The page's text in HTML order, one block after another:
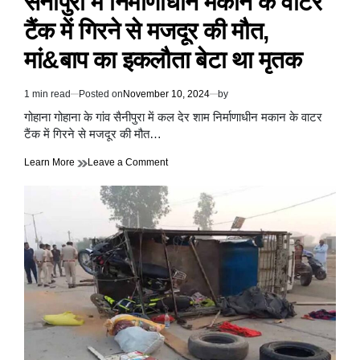
का
सफर
टैंक में गिरने से मजदूर की मौत,
मां&बाप का इकलौता बेटा था मृतक
Estimated
read
time
1 min read Posted on November 10, 2024 by
गोहाना गोहाना के गांव सैनीपुरा में कल देर शाम निर्माणाधीन मकान के वाटर
टैंक में गिरने से मजदूर की मौत…
Learn More Leave a Commenton
में
निर्माणाधीन
के
वाटर
टैंक
में
गिरने
से
मजदूर
की
मौत,